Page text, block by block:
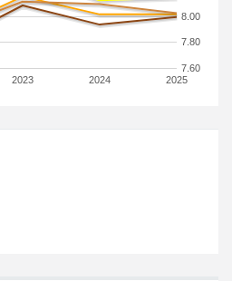
2023 2024 2025
7.60
7.80
8.00